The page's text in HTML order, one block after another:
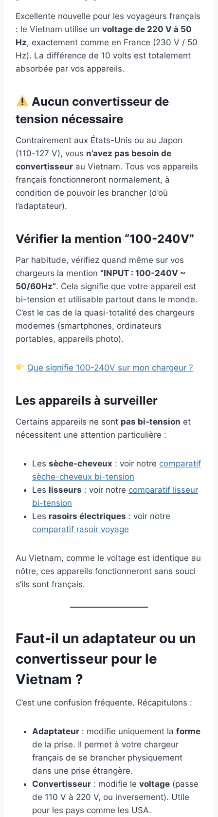
Excellente nouvelle pour les voyageurs français
: le Vietnam utilise un voltage de 220 V à 50
Hz, exactement comme en France (230 V / 50
Hz). La différence de 10 volts est totalement
absorbée par vos appareils.
Aucun convertisseur de
tension nécessaire
Contrairement aux États-Unis ou au Japon
(110-127 V), vous n’avez pas besoin de
convertisseur au Vietnam. Tous vos appareils
français fonctionneront normalement, à
condition de pouvoir les brancher (d’où
l’adaptateur).
Vérifier la mention “100-240V”
Par habitude, vérifiez quand même sur vos
chargeurs la mention “INPUT : 100-240V ~
50/60Hz”. Cela signifie que votre appareil est
bi-tension et utilisable partout dans le monde.
C’est le cas de la quasi-totalité des chargeurs
modernes (smartphones, ordinateurs
portables, appareils photo).
Que signifie 100-240V sur mon chargeur ?
Les appareils à surveiller
Certains appareils ne sont pas bi-tension et
nécessitent une attention particulière :
Les sèche-cheveux : voir notre comparatif
sèche-cheveux bi-tension
Les lisseurs : voir notre comparatif lisseur
bi-tension
Les rasoirs électriques : voir notre
comparatif rasoir voyage
Au Vietnam, comme le voltage est identique au
nôtre, ces appareils fonctionneront sans souci
s’ils sont français.
Faut-il un adaptateur ou un
convertisseur pour le
Vietnam ?
C’est une confusion fréquente. Récapitulons :
Adaptateur : modifie uniquement la forme
de la prise. Il permet à votre chargeur
français de se brancher physiquement
dans une prise étrangère.
Convertisseur : modifie le voltage (passe
de 110 V à 220 V, ou inversement). Utile
pour les pays comme les USA.